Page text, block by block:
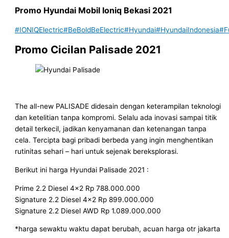
Promo Hyundai Mobil Ioniq Bekasi 2021
#IONIQElectric#BeBoldBeElectric#Hyundai#HyundaiIndonesia
Promo Cicilan Palisade 2021
The all-new PALISADE didesain dengan keterampilan teknologi
dan ketelitian tanpa kompromi. Selalu ada inovasi sampai titik
detail terkecil, jadikan kenyamanan dan ketenangan tanpa
cela. Tercipta bagi pribadi berbeda yang ingin menghentikan
rutinitas sehari – hari untuk sejenak bereksplorasi.
Berikut ini harga Hyundai Palisade 2021 :
Prime 2.2 Diesel 4×2 Rp 788.000.000
Signature 2.2 Diesel 4×2 Rp 899.000.000
Signature 2.2 Diesel AWD Rp 1.089.000.000
*harga sewaktu waktu dapat berubah, acuan harga otr jakarta